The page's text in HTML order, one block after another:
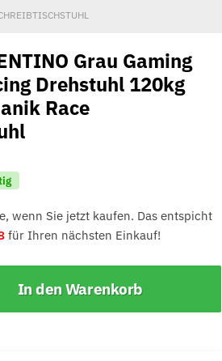
Grau Gaming
Drehstuhl 120kg
Race
wenn Sie jetzt kaufen. Das entspicht
für Ihren nächsten Einkauf!
In den Warenkorb